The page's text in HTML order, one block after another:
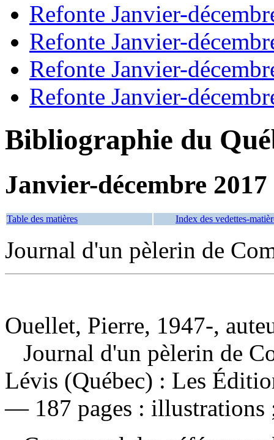
Refonte Janvier-
Refonte Janvier-
Refonte Janvier-
Refonte Janvier-
Bibliographie du
Janvier-décembre 2017
Table des matières Index des vedettes-
Journal d'un pèlerin de
Ouellet, Pierre, 1947-,
Journal d'un pèlerin de
Lévis (Québec) : Les
— 187 pages : illustrations